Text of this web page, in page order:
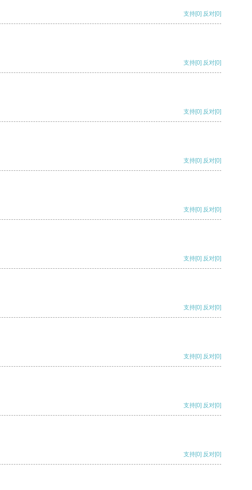
支持[0] 反对[0]
支持[0] 反对[0]
支持[0] 反对[0]
支持[0] 反对[0]
支持[0] 反对[0]
支持[0] 反对[0]
支持[0] 反对[0]
支持[0] 反对[0]
支持[0] 反对[0]
支持[0] 反对[0]